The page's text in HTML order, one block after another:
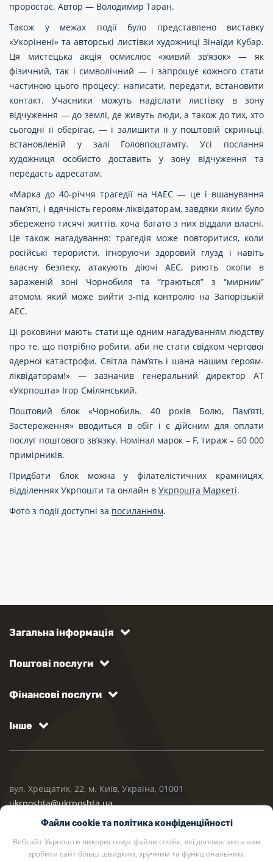
проростає. Автор — Володимир Таран.
Також у межах події було представлено виставку
«Укорінені» та авторські листівки художниці Зінаїди Кубар.
Ця мистецька акція осмислює «живий зв’язок» — як
фізичний, так і символічний — і запрошує кожного стати
частиною цього процесу: написати, передати, встановити
контакт. Учасники можуть надіслати листівку в зону
відчуження — до землі, де живуть люди, а також до тих, хто
сьогодні її оберігає, — і залишити її у поштовій скриньці,
встановленій у залі Головпоштамту. Усі послання
художниця особисто доставить у зону відчуження та
передасть адресатам.
«Марка до 40-річчя трагедії на ЧАЕС — це і вшанування
пам’яті, і вдячність героям-ліквідаторам, завдяки яким було
збережено тисячі життів, хоча багато з них віддали власні.
Це також нагадування: трагедія може повторитися, коли
російські терористи, ігноруючи здоровий глузд і навіть
власну безпеку, атакують діючі АЕС, риють окопи в
зараженій зоні Чорнобиля та “граються” з “мирним”
атомом, який може вийти з-під контролю на Запорізькій
АЕС.
Ці роковини мають стати ще одним нагадуванням людству
про те, що потрібно робити, аби не стати свідком чергової
ядерної катастрофи. Світла пам’ять і шана нашим героям-
ліквідаторам!» — зазначив генеральний директор АТ
«Укрпошта» Ігор Смілянський.
Поштовий блок «Чорнобиль. 40 років Болю, Пам’яті,
Застереження» вводиться в обіг і є дійсним для оплати
послуг поштового зв’язку. Номінал марок –F, тираж– 60 000
примірників.
Придбати блок можна у філателістичних крамницях,
відділеннях Укрпошти та онлайн в Укрпошта Маркеті.
Фото з події доступні за посиланням.
Файли cookie та політика конфіденційності
Вебсайт Укрпошти використовує файли cookie, які допомагають нам
зробити сайт більш швидким, зручним та функціональним.
Загальна інформація
Поштові послуги
Фінансові послуги
Інше
вул. Хрещатик, 22, м. Київ, Україна, 01001
ukrposhta@ukrposhta.ua